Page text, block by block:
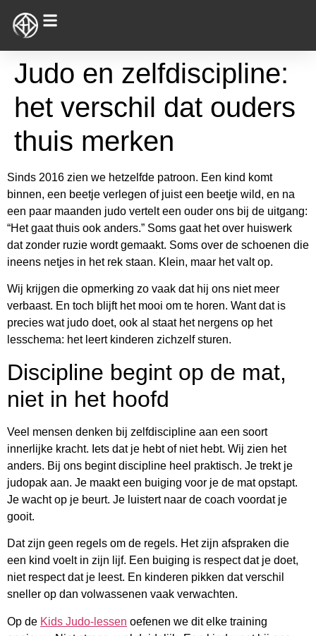
Judo en zelfdiscipline:
het verschil dat ouders
thuis merken
Sinds 2016 zien we hetzelfde patroon. Een kind komt
binnen, een beetje verlegen of juist een beetje wild, en na
een paar maanden judo vertelt een ouder ons bij de uitgang:
“Het gaat thuis ook anders.” Soms gaat het over huiswerk
dat zonder ruzie wordt gemaakt. Soms over de schoenen die
ineens netjes in het rek staan. Klein, maar het valt op.
Wij krijgen die opmerking zo vaak dat hij ons niet meer
verbaast. En toch blijft het mooi om te horen. Want dat is
precies wat judo doet, ook al staat het nergens op het
lesschema: het leert kinderen zichzelf sturen.
Discipline begint op de mat,
niet in het hoofd
Veel mensen denken bij zelfdiscipline aan een soort
innerlijke kracht. Iets dat je hebt of niet hebt. Wij zien het
anders. Bij ons begint discipline heel praktisch. Je trekt je
judopak aan. Je maakt een buiging voor je de mat opstapt.
Je wacht op je beurt. Je luistert naar de coach voordat je
gooit.
Dat zijn geen regels om de regels. Het zijn afspraken die
een kind voelt in zijn lijf. Een buiging is respect dat je doet,
niet respect dat je leest. En kinderen pikken dat verschil
sneller op dan volwassenen vaak verwachten.
Op de Kids Judo-lessen oefenen we dit elke training